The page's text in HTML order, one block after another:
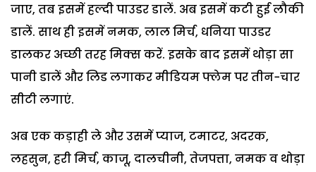
जाए, तब इसमें हल्दी पाउडर डालें. अब इसमें कटी हुई लौकी
डालें. साथ ही इसमें नमक, लाल मिर्च, धनिया पाउडर
डालकर अच्छी तरह मिक्स करें. इसके बाद इसमें थोड़ा सा
पानी डालें और लिड लगाकर मीडियम फ्लेम पर तीन−चार
सीटी लगाएं.
अब एक कड़ाही ले और उसमें प्याज, टमाटर, अदरक,
लहसुन, हरी मिर्च, काजू, दालचीनी, तेजपत्ता, नमक व थोड़ा